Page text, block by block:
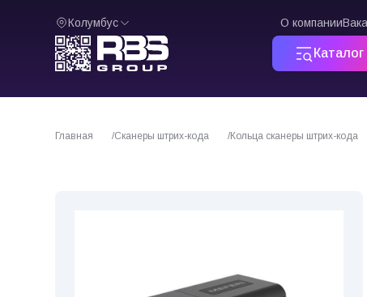
Колумбус О компании
Каталог
Главная Сканеры штрих-кода Кольца сканеры штрих-кода